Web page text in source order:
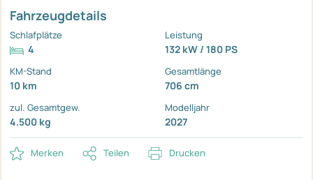
Fahrzeugdetails
Schlafplätze
4
Leistung
132 kW / 180 PS
KM-Stand
10 km
Gesamtlänge
706 cm
zul. Gesamtgew.
4.500 kg
Modelljahr
2027
Merken Teilen Drucken